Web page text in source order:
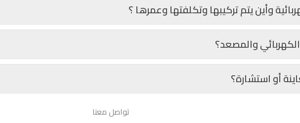
وأين يتم تركيبها وتكلفتها وعمرها ؟
والمصعد؟
أو استشارة؟
تواصل معنا